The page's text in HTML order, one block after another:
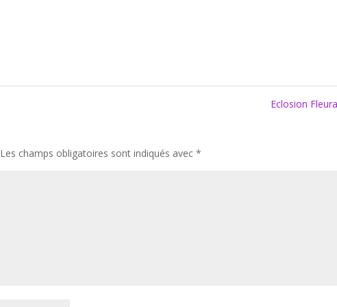
Eclosion
Les champs obligatoires sont indiqués avec*